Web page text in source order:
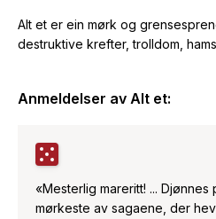
Alt et er ein mørk og
destruktive krefter, trolldom,
Anmeldelser av Alt et:
«Mesterlig mareritt! ...
mørkeste av sagaene, der